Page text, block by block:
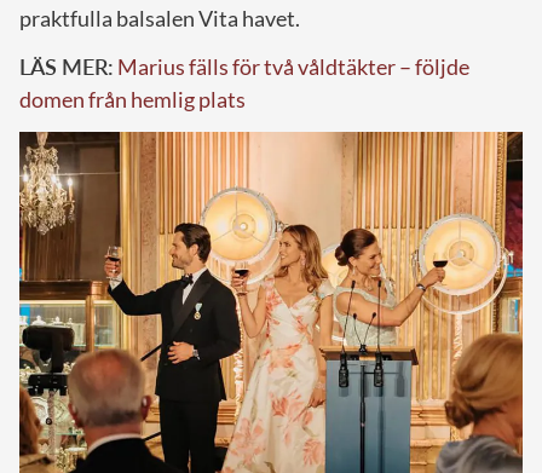
praktfulla balsalen Vita havet.
LÄS MER: Marius fälls för två våldtäkter – följde
domen från hemlig plats